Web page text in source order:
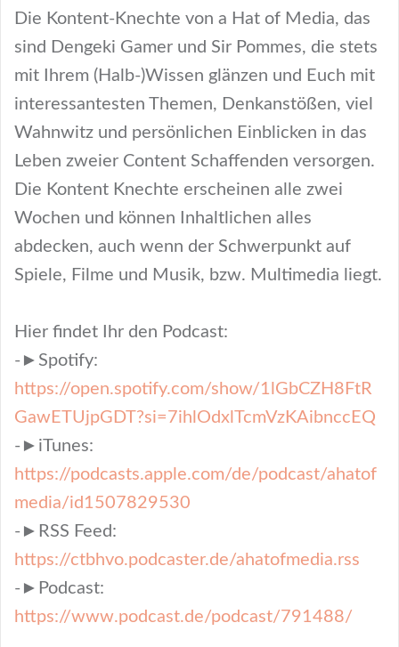
Die Kontent-Knechte von a Hat of Media, das
sind Dengeki Gamer und Sir Pommes, die stets
mit Ihrem (Halb-)Wissen glänzen und Euch mit
interessantesten Themen, Denkanstößen, viel
Wahnwitz und persönlichen Einblicken in das
Leben zweier Content Schaffenden versorgen.
Die Kontent Knechte erscheinen alle zwei
Wochen und können Inhaltlichen alles
abdecken, auch wenn der Schwerpunkt auf
Spiele, Filme und Musik, bzw. Multimedia liegt.
Hier findet Ihr den Podcast:
-►Spotify:
https://open.spotify.com/show/1lGbCZH8FtR
GawETUjpGDT?si=7ihlOdxlTcmVzKAibnccEQ
-►iTunes:
https://podcasts.apple.com/de/podcast/ahatof
media/id1507829530
-►RSS Feed:
https://ctbhvo.podcaster.de/ahatofmedia.rss
-►Podcast:
https://www.podcast.de/podcast/791488/